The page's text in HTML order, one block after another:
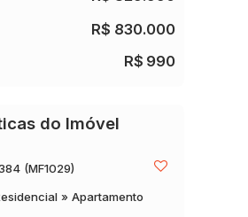
R$ 830.000
R$ 990
do Imóvel
(MF1029)
» Apartamento